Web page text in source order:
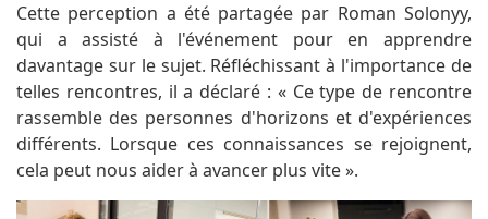
Cette perception a été partagée par Roman Solonyy,
qui a assisté à l'événement pour en apprendre
davantage sur le sujet. Réfléchissant à l'importance de
telles rencontres, il a déclaré : « Ce type de rencontre
rassemble des personnes d'horizons et d'expériences
différents. Lorsque ces connaissances se rejoignent,
cela peut nous aider à avancer plus vite ».